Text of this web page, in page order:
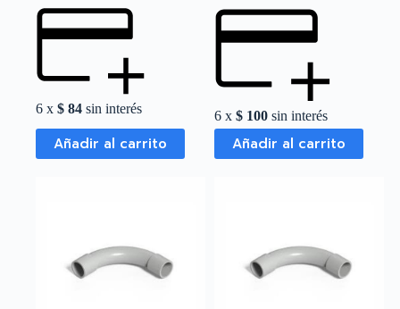
6 x $ 84 sin interés
Añadir al carrito
6 x$ 100 sin interés
Añadir al carrito